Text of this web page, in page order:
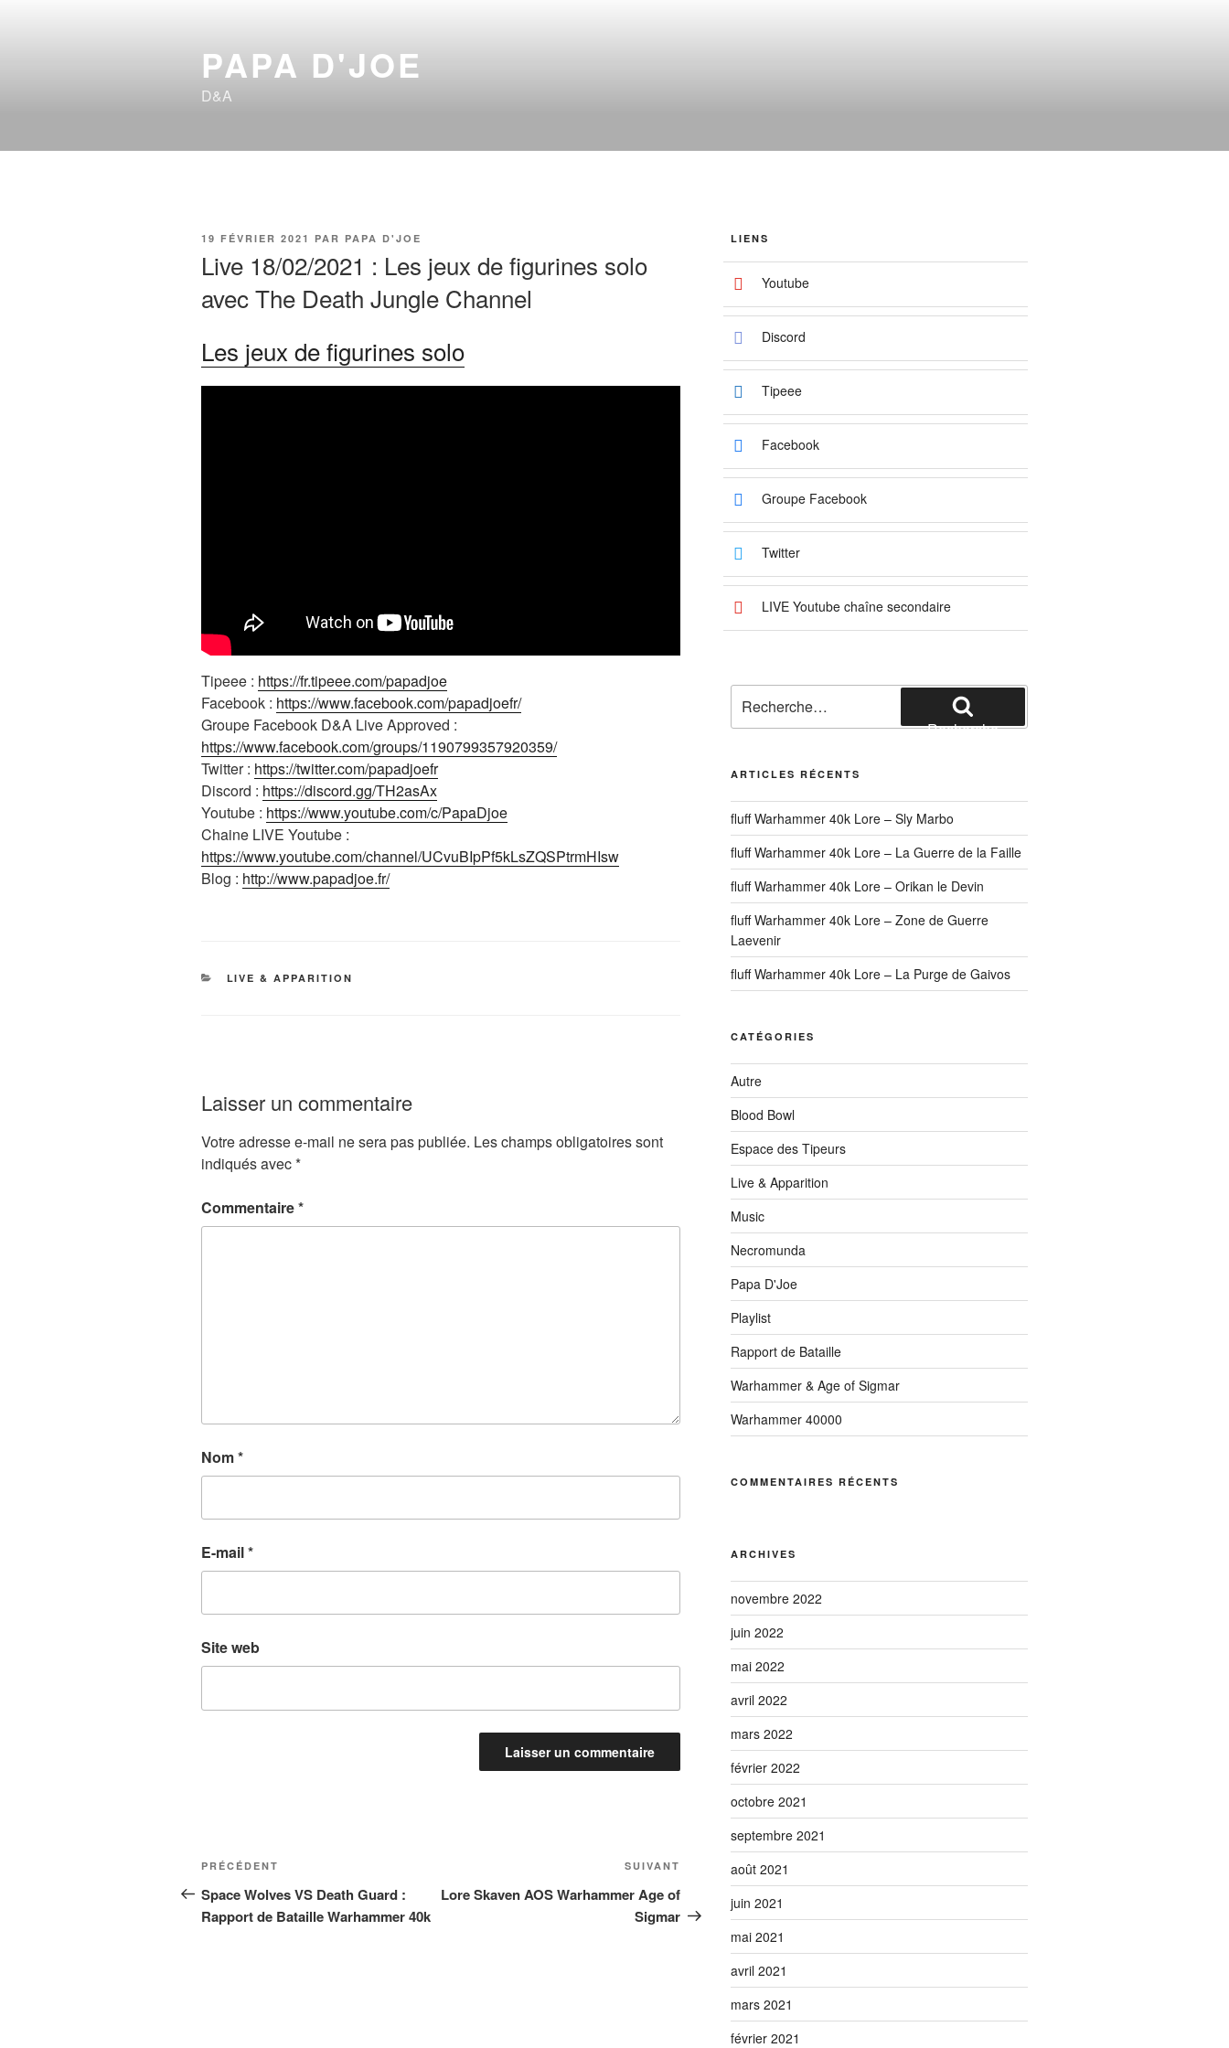
PAPA D'JOE
D&A
PUBLIÉ
19 FÉVRIER 2021 PAR PAPA D'JOE
Live 18/02/2021 : Les jeux de figurines solo
avec The Death Jungle Channel
Les jeux de figurines solo
Tipeee : https://fr.tipeee.com/papadjoe
Facebook : https://www.facebook.com/papadjoefr/
Groupe Facebook D&A Live Approved :
https://www.facebook.com/groups/1190799357920359/
Twitter : https://twitter.com/papadjoefr
Discord : https://discord.gg/TH2asAx
Youtube : https://www.youtube.com/c/PapaDjoe
Chaine LIVE Youtube :
https://www.youtube.com/channel/UCvuBIpPf5kLsZQSPtrmHIsw
Blog : http://www.papadjoe.fr/
CATÉGORIES
LIVE & APPARITION
Laisser un commentaire
Votre adresse e-mail ne sera pas publiée. Les champs obligatoires sont
indiqués avec*
Commentaire*
Nom*
E-mail*
Site web
Navigation
de
l’article
Article
précédent
PRÉCÉDENT
Space Wolves VS Death Guard :
Rapport de Bataille Warhammer 40k
suivant
SUIVANT
Lore Skaven AOS Warhammer Age of
Sigmar
LIENS
Youtube
Discord
Tipeee
Facebook
Groupe Facebook
Twitter
LIVE Youtube chaîne secondaire
pour
:
Recherche
ARTICLES RÉCENTS
fluff Warhammer 40k Lore – Sly Marbo
fluff Warhammer 40k Lore – La Guerre de la Faille
fluff Warhammer 40k Lore – Orikan le Devin
fluff Warhammer 40k Lore – Zone de Guerre
Laevenir
fluff Warhammer 40k Lore – La Purge de Gaivos
CATÉGORIES
Autre
Blood Bowl
Espace des Tipeurs
Live & Apparition
Music
Necromunda
Papa D'Joe
Playlist
Rapport de Bataille
Warhammer & Age of Sigmar
Warhammer 40000
COMMENTAIRES RÉCENTS
ARCHIVES
novembre 2022
juin 2022
mai 2022
avril 2022
mars 2022
février 2022
octobre 2021
septembre 2021
août 2021
juin 2021
mai 2021
avril 2021
mars 2021
février 2021